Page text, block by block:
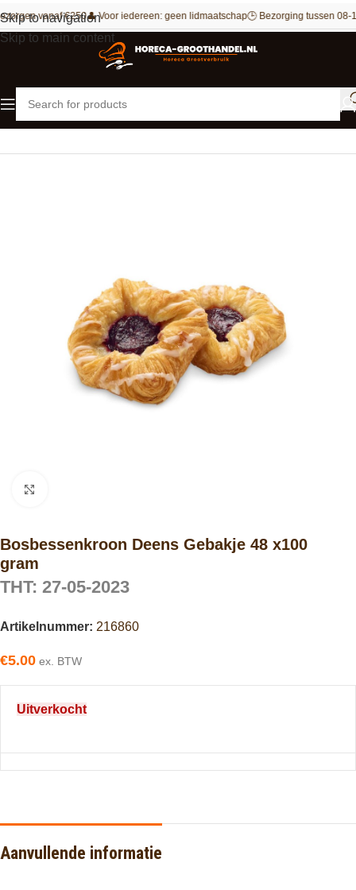
Skip to navigation
Skip to main content
vanaf €250👤 Voor iedereen: geen lidmaatschap🕒 Bezorging tussen 08-
Home Patisserie Gebak
Bosbessenkroon Deens Gebakje 48 x100
gram
THT: 27-05-2023
Artikelnummer: 216860
€5.00 ex. BTW
Uitverkocht
Aanvullende informatie